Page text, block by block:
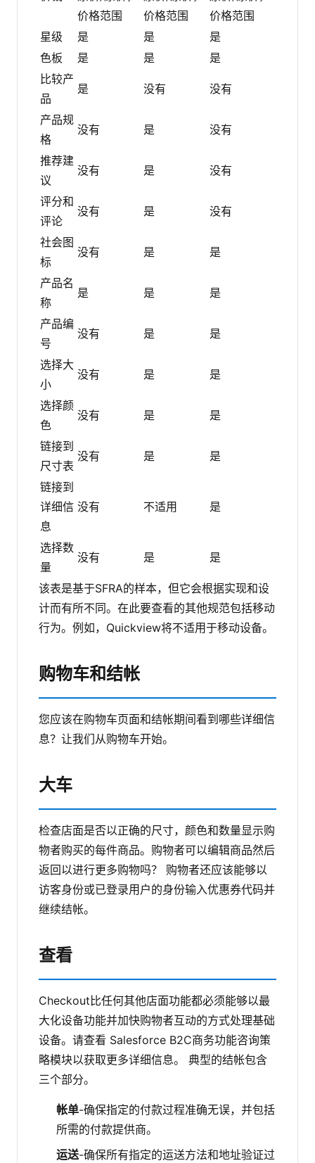
价格范围
价格范围
价格范围
星级
是 是
是
色板
是 是
是
比较产
品
是 没有 没有
产品规
格
没有 是 没有
推荐建
议
没有 是 没有
评分和
评论
没有 是 没有
社会图
标
没有 是 是
产品名
称
是 是 是
产品编
号
没有 是 是
选择大
小
没有 是 是
选择颜
色
没有 是 是
链接到
尺寸表
没有 是 是
链接到
详细信
息
没有 不适用 是
选择数
量
没有 是 是
该表是基于SFRA的样本，但它会根据实现和设
计而有所不同。在此要查看的其他规范包括移动
行为。例如，Quickview将不适用于移动设备。
购物车和结帐
您应该在购物车页面和结帐期间看到哪些详细信
息？让我们从购物车开始。
大车
检查店面是否以正确的尺寸，颜色和数量显示购
物者购买的每件商品。购物者可以编辑商品然后
返回以进行更多购物吗？
购物者还应该能够以
访客身份或已登录用户的身份输入优惠券代码并
继续结帐。
查看
Checkout比任何其他店面功能都必须能够以最
大化设备功能并加快购物者互动的方式处理基础
设备。请查看 Salesforce B2C商务功能咨询策
略模块以获取更多详细信息。
典型的结帐包含
三个部分。
帐单-确保指定的付款过程准确无误，并包括
所需的付款提供商。
运送-确保所有指定的运送方法和地址验证过